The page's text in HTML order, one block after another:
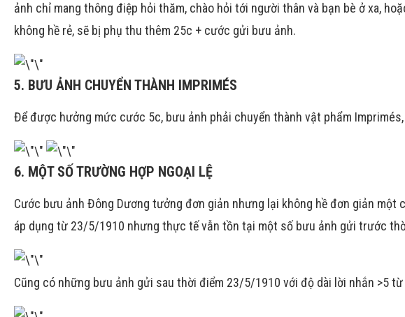
ảnh chỉ mang thông điệp hỏi thăm, chào hỏi tới người thân và bạn bè ở xa,
không hề rẻ, sẽ bị phụ thu thêm 25c + cước gửi bưu ảnh.
5. BƯU ẢNH CHUYỂN THÀNH IMPRIMÉS
Để được hưởng mức cước 5c, bưu ảnh phải chuyển thành vật phẩm
6. MỘT SỐ TRƯỜNG HỢP NGOẠI LỆ
Cước bưu ảnh Đông Dương tưởng đơn giản nhưng lại không hề đơn giản
áp dụng từ 23/5/1910 nhưng thực tế vẫn tồn tại một số bưu ảnh gửi trước
Cũng có những bưu ảnh gửi sau thời điểm 23/5/1910 với độ dài lời nhắn >5